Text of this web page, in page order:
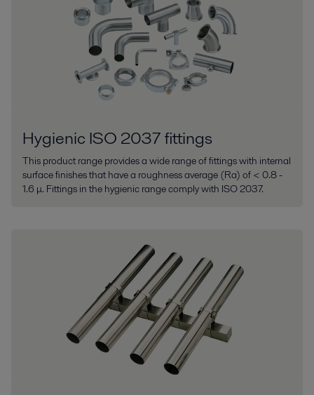
Hygienic ISO 2037 fittings
This product range provides a wide range of fittings with internal
surface finishes that have a roughness average (Ra) of < 0.8 -
1.6 μ. Fittings in the hygienic range comply with ISO 2037.